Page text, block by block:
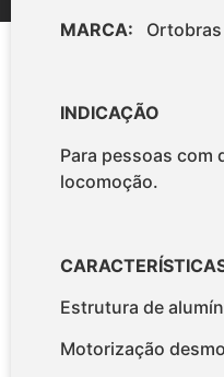
MARCA: Ortobras
INDICAÇÃO
Para pessoas com
locomoção.
Estrutura de
Motorização